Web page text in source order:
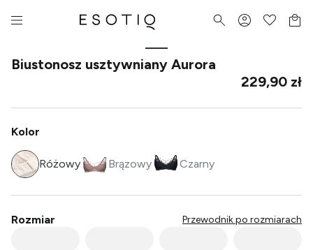
Biustonosz usztywniany Aurora
229,90 zł
Kolor
Różowy Brązowy Czarny
Rozmiar Przewodnik po rozmiarach